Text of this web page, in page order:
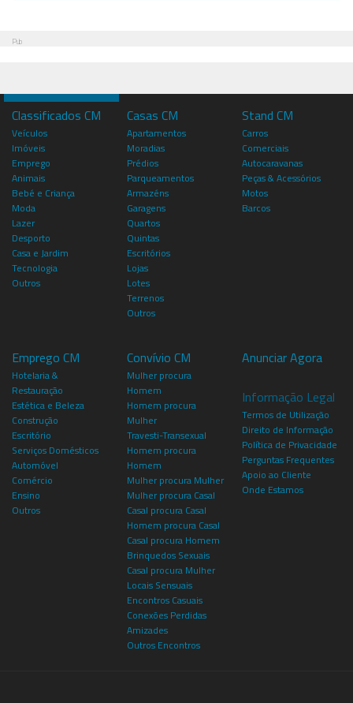
Pub
Classificados CM
Veículos
Imóveis
Emprego
Animais
Bebé e Criança
Moda
Lazer
Desporto
Casa e Jardim
Tecnologia
Outros
Casas CM
Apartamentos
Moradias
Prédios
Parqueamentos
Armazéns
Garagens
Quartos
Quintas
Escritórios
Lojas
Lotes
Terrenos
Outros
Stand CM
Carros
Comerciais
Autocaravanas
Peças & Acessórios
Motos
Barcos
Emprego CM
Hotelaria &
Restauração
Estética e Beleza
Construção
Escritório
Serviços Domésticos
Automóvel
Comércio
Ensino
Outros
Convívio CM
Mulher procura
Homem
Homem procura
Mulher
Travesti-Transexual
Homem procura
Homem
Mulher procura Mulher
Mulher procura Casal
Casal procura Casal
Homem procura Casal
Casal procura Homem
Brinquedos Sexuais
Casal procura Mulher
Locais Sensuais
Encontros Casuais
Conexões Perdidas
Amizades
Outros Encontros
Anunciar Agora
Informação Legal
Termos de Utilização
Direito de Informação
Política de Privacidade
Perguntas Frequentes
Apoio ao Cliente
Onde Estamos